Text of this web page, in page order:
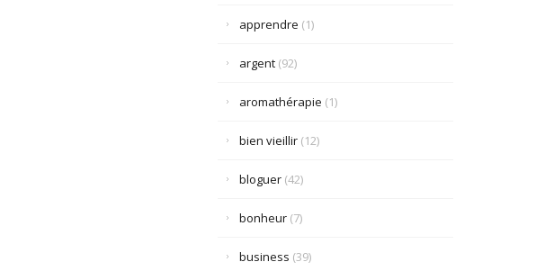
apprendre (1)
argent(92)
aromathérapie (1)
bien vieillir(12)
bloguer(42)
bonheur(7)
business (39)